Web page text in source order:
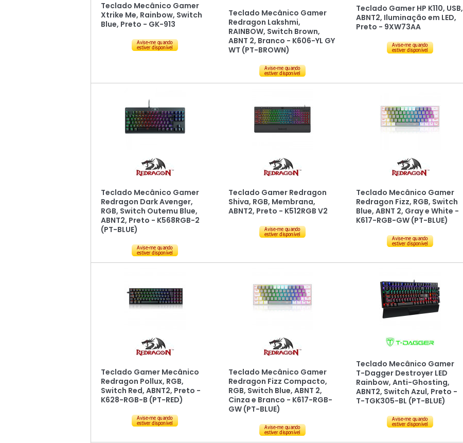
Teclado Mecânico Gamer
Xtrike Me, Rainbow, Switch
Blue, Preto - GK-913
Teclado Mecânico Gamer
Redragon Lakshmi,
RAINBOW, Switch Brown,
ABNT 2, Branco - K606-YL GY
WT (PT-BROWN)
Teclado Gamer HP K110, USB,
ABNT2, Iluminação em LED,
Preto - 9XW73AA
Teclado Mecânico Gamer
Redragon Dark Avenger,
RGB, Switch Outemu Blue,
ABNT2, Preto - K568RGB-2
(PT-BLUE)
Teclado Gamer Redragon
Shiva, RGB, Membrana,
ABNT2, Preto - K512RGB V2
Teclado Mecânico Gamer
Redragon Fizz, RGB, Switch
Blue, ABNT 2, Gray e White -
K617-RGB-GW (PT-BLUE)
Teclado Gamer Mecânico
Redragon Pollux, RGB,
Switch Red, ABNT2, Preto -
K628-RGB-B (PT-RED)
Teclado Mecânico Gamer
Redragon Fizz Compacto,
RGB, Switch Blue, ABNT 2,
Cinza e Branco - K617-RGB-
GW (PT-BLUE)
Teclado Mecânico Gamer
T-Dagger Destroyer LED
Rainbow, Anti-Ghosting,
ABNT2, Switch Azul, Preto -
T-TGK305-BL (PT-BLUE)